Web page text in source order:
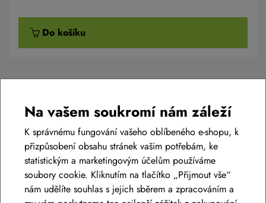
Do košíku
Diskuse k produktu(2)
Máte otázky k produktu:CYKLISTICKÁ HELMA R2
LUMEN ATH18H?
Zeptejte se.
Na vašem soukromí nám záleží
K správnému fungování vašeho oblíbeného e-shopu, k
přizpůsobení obsahu stránek vašim potřebám, ke
statistickým a marketingovým účelům používáme
soubory cookie. Kliknutím na tlačítko „Přijmout vše“
nám udělíte souhlas s jejich sběrem a zpracováním a